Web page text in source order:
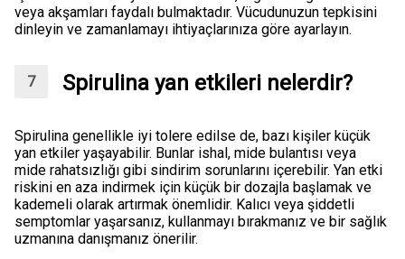
veya akşamları faydalı bulmaktadır. Vücudunuzun tepkisini
dinleyin ve zamanlamayı ihtiyaçlarınıza göre ayarlayın.
Spirulina yan etkileri nelerdir?
Spirulina genellikle iyi tolere edilse de, bazı kişiler küçük
yan etkiler yaşayabilir. Bunlar ishal, mide bulantısı veya
mide rahatsızlığı gibi sindirim sorunlarını içerebilir. Yan etki
riskini en aza indirmek için küçük bir dozajla başlamak ve
kademeli olarak artırmak önemlidir. Kalıcı veya şiddetli
semptomlar yaşarsanız, kullanmayı bırakmanız ve bir sağlık
uzmanına danışmanız önerilir.